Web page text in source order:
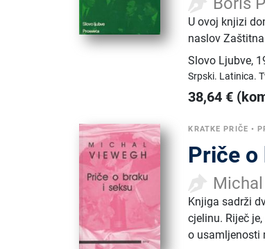
U ovoj knjizi
naslov
Slovo Ljubve,
Srpski. Latinica.
38,64 €
KRATKE PRIČE •
Priče o
Knjiga sadrži
cjelinu. Riječ
o usamljenosti